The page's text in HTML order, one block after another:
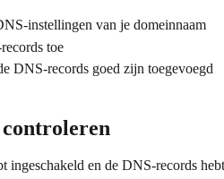
instellingen van je domeinnaam
toe
DNS-records goed zijn toegevoegd
ingeschakeld en de DNS-records